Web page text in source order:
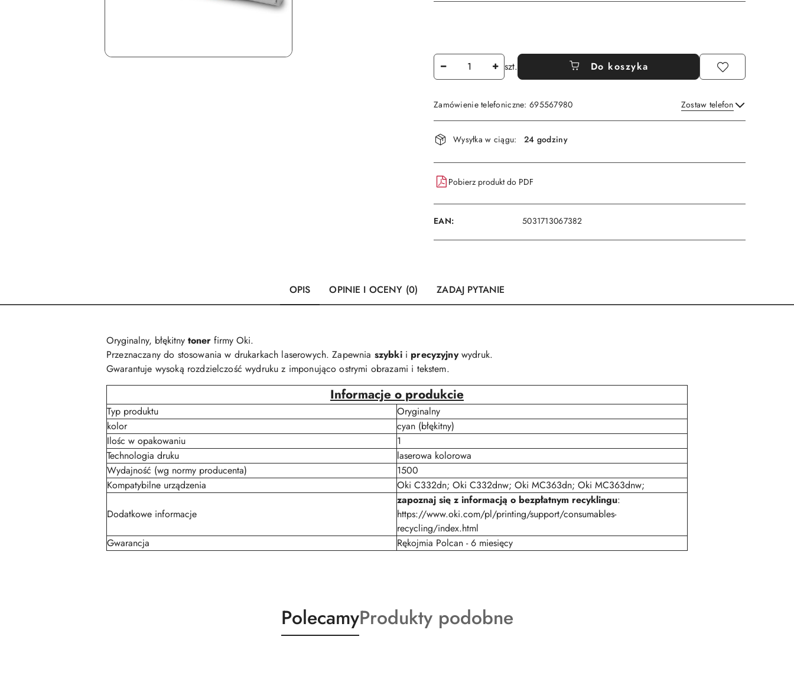
Ilość szt. Do koszyka
Zamówienie telefoniczne: 695567980 Zostaw telefon
Wyślij
Dostępność
i
dostawa
Wysyłka w ciągu: 24 godziny
Pobierz produkt do PDF
EAN: 5031713067382
OPIS OPINIE I OCENY (0) ZADAJ PYTANIE
Oryginalny, błękitny toner firmy Oki.
Przeznaczany do stosowania w drukarkach laserowych. Zapewnia szybkii precyzyjnywydruk.
Gwarantuje wysoką rozdzielczość wydruku z imponująco ostrymi obrazami i tekstem.
Informacje o produkcie
Typ produktu
Oryginalny
kolor
cyan (błękitny)
Ilośc w opakowaniu
1
Technologia druku
laserowa kolorowa
Wydajność (wg normy producenta)
1500
Kompatybilne urządzenia
Oki C332dn; Oki C332dnw; Oki MC363dn; Oki MC363dnw;
Dodatkowe informacje
zapoznaj się z informacją o bezpłatnym recyklingu:
https://www.oki.com/pl/printing/support/consumables-
recycling/index.html
Gwarancja
Rękojmia Polcan - 6 miesięcy
Produkty
o
PolecamyProdukty
o
Produkty podobne